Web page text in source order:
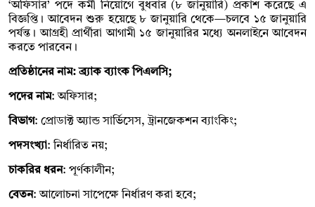
‘অফিসার’ পদে কর্মী নিয়োগে বুধবার (৮ জানুয়ারি) প্রকাশ করেছে এ
বিজ্ঞপ্তি। আবেদন শুরু হয়েছে ৮ জানুয়ারি থেকে—চলবে ১৫ জানুয়ারি
পর্যন্ত। আগ্রহী প্রার্থীরা আগামী ১৫ জানুয়ারির মধ্যে অনলাইনে আবেদন
করতে পারবেন।
প্রতিষ্ঠানের নাম: ব্র্যাক ব্যাংক পিএলসি;
পদের নাম: অফিসার;
বিভাগ: প্রোডাক্ট অ্যান্ড সার্ভিসেস, ট্রানজেকশন ব্যাংকিং;
পদসংখ্যা: নির্ধারিত নয়;
চাকরির ধরন: পূর্ণকালীন;
বেতন: আলোচনা সাপেক্ষে নির্ধারণ করা হবে;